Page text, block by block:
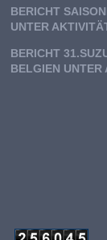
BERICHT
UNTER
BERICHT
BELGIEN UNTER